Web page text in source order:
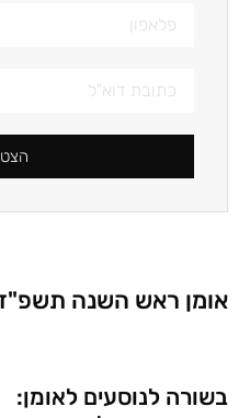
אומן ראש השנה תשפ"ז -
בשורה לנוסעים לאומן: